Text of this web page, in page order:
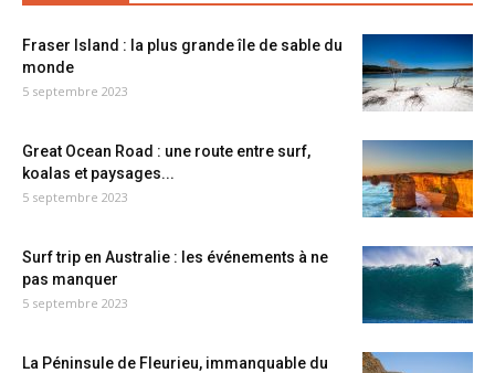
Fraser Island : la plus grande île de sable du
monde
5 septembre 2023
Great Ocean Road : une route entre surf,
koalas et paysages...
5 septembre 2023
Surf trip en Australie : les événements à ne
pas manquer
5 septembre 2023
La Péninsule de Fleurieu, immanquable du